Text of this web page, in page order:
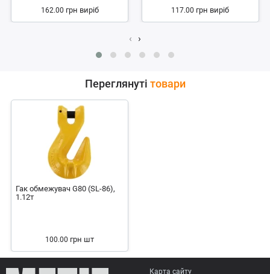
162.00 грн виріб 117.00 грн виріб
‹ ›
Переглянуті товари
Гак обмежувач G80 (SL-86),
1.12т
100.00 грн шт
Карта сайту